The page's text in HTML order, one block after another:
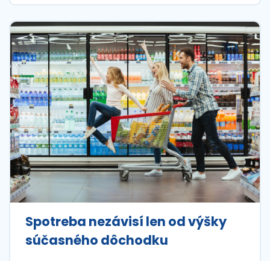
Spotreba nezávisí len od výšky
súčasného dôchodku